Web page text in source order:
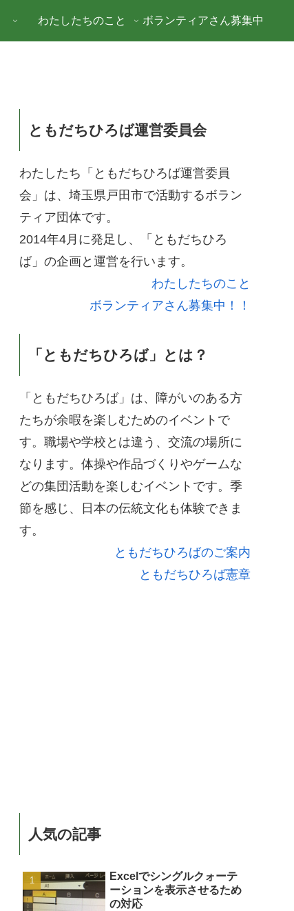
わたしたちのこと ボランティアさん募集中
ともだちひろば運営委員会
わたしたち「ともだちひろば運営委員
会」は、埼玉県戸田市で活動するボラン
ティア団体です。
2014年4月に発足し、「ともだちひろ
ば」の企画と運営を行います。
わたしたちのこと
ボランティアさん募集中！！
「ともだちひろば」とは？
「ともだちひろば」は、障がいのある方
たちが余暇を楽しむためのイベントで
す。職場や学校とは違う、交流の場所に
なります。体操や作品づくりやゲームな
どの集団活動を楽しむイベントです。季
節を感じ、日本の伝統文化も体験できま
す。
ともだちひろばのご案内
ともだちひろば憲章
人気の記事
Excelでシングルクォーテ
ーションを表示させるため
の対応